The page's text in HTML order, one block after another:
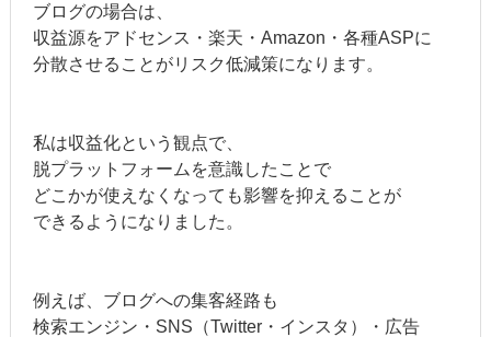
ブログの場合は、
収益源をアドセンス・楽天・Amazon・各種ASPに
分散させることがリスク低減策になります。
私は収益化という観点で、
脱プラットフォームを意識したことで
どこかが使えなくなっても影響を抑えることが
できるようになりました。
例えば、ブログへの集客経路も
検索エンジン・SNS（Twitter・インスタ）・広告